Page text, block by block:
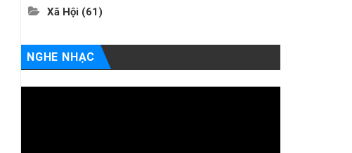
Xã Hội (61)
NGHE NHẠC